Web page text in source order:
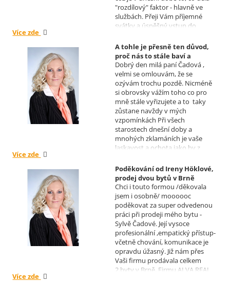
"rozdílový" faktor - hlavně ve
službách. Přeji Vám příjemné
svátky a úspěšný vstup do
Více zde
A tohle je přesně ten důvod,
proč nás to stále baví a
naplňuje, poděkování od pana
Míška.
Realizoval makléř: Sylva
Čadová
Dobrý den milá paní Čadová ,
velmi se omlouvám, že se
ozývám trochu pozdě. Nicméně
si obrovsky vážím toho co pro
mně stále vyřizujete a to taky
zůstane navždy v mých
vzpomínkách Při všech
starostech dnešní doby a
mnohých zklamáních je vaše
laskavost a ochota jako by z
informace a děkuji za vaše úsilí.
Zatím se mějte moc a moc hezky.
S pozdravem Pavel Míšek
Více zde
Poděkování od Ireny Höklové,
prodej dvou bytů v Brně
Realizoval makléř: Sylva
Čadová
Chci i touto formou /děkovala
jsem i osobně/ moooooc
poděkovat za super odvedenou
práci při prodeji mého bytu -
Sylvě Čadové. Její vysoce
profesionální ,empatický přístup-
včetně chování, komunikace je
opravdu úžasný. Již nám přes
Vaši firmu prodávala celkem
2.byty v Brně. Firmu ALVA REAL
Více zde